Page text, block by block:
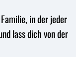
in der jeder
lass dich von der